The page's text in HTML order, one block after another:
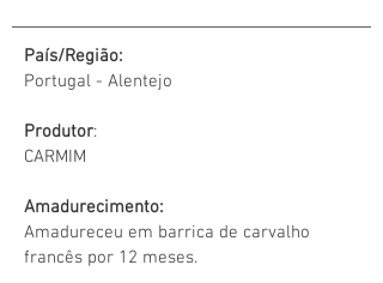
País/Região:
Portugal - Alentejo
Produtor:
CARMIM
Amadurecimento:
Amadureceu em barrica de carvalho
francês por 12 meses.